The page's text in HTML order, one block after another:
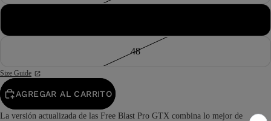
48
Size Guide
AGREGAR AL CARRITO
La versión actualizada de las Free Blast Pro GTX combina lo mejor de